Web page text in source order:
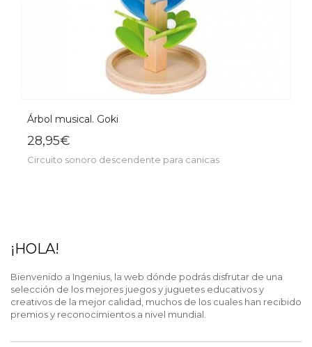
Árbol musical. Goki
28,95€
Circuito sonoro descendente para canicas
¡HOLA!
Bienvenido a Ingenius, la web dónde podrás disfrutar de una
selección de los mejores juegos y juguetes educativos y
creativos de la mejor calidad, muchos de los cuales han recibido
premios y reconocimientos a nivel mundial.